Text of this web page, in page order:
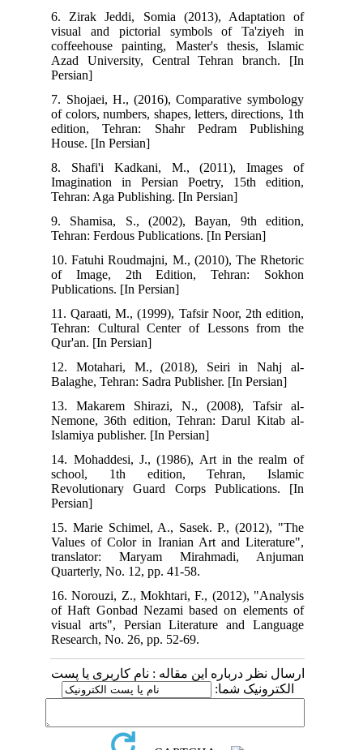
6. Zirak Jeddi, Somia (2013), Adaptation of
visual and pictorial symbols of Ta'ziyeh in
coffeehouse painting, Master's thesis, Islamic
Azad University, Central Tehran branch. [In
Persian]
7. Shojaei, H., (2016), Comparative symbology
of colors, numbers, shapes, letters, directions, 1th
edition, Tehran: Shahr Pedram Publishing
House. [In Persian]
8. Shafi'i Kadkani, M., (2011), Images of
Imagination in Persian Poetry, 15th edition,
Tehran: Aga Publishing. [In Persian]
9. Shamisa, S., (2002), Bayan, 9th edition,
Tehran: Ferdous Publications. [In Persian]
10. Fatuhi Roudmajni, M., (2010), The Rhetoric
of Image, 2th Edition, Tehran: Sokhon
Publications. [In Persian]
11. Qaraati, M., (1999), Tafsir Noor, 2th edition,
Tehran: Cultural Center of Lessons from the
Qur'an. [In Persian]
12. Motahari, M., (2018), Seiri in Nahj al-
Balaghe, Tehran: Sadra Publisher. [In Persian]
13. Makarem Shirazi, N., (2008), Tafsir al-
Nemone, 36th edition, Tehran: Darul Kitab al-
Islamiya publisher. [In Persian]
14. Mohaddesi, J., (1986), Art in the realm of
school, 1th edition, Tehran, Islamic
Revolutionary Guard Corps Publications. [In
Persian]
15. Marie Schimel, A., Sasek. P., (2012), "The
Values of Color in Iranian Art and Literature",
translator: Maryam Mirahmadi, Anjuman
Quarterly, No. 12, pp. 41-58.
16. Norouzi, Z., Mokhtari, F., (2012), "Analysis
of Haft Gonbad Nezami based on elements of
visual arts", Persian Literature and Language
Research, No. 26, pp. 52-69.
ارسال نظر درباره این مقاله : نام کاربری یا پست
الکترونیک شما: